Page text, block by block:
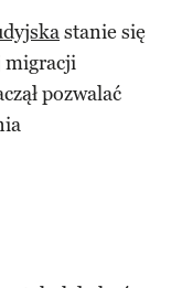
stanie się
migracji
pozwalać